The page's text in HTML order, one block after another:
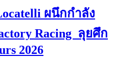
ผนึกกำลัง
Racing ลุยศึก
2026